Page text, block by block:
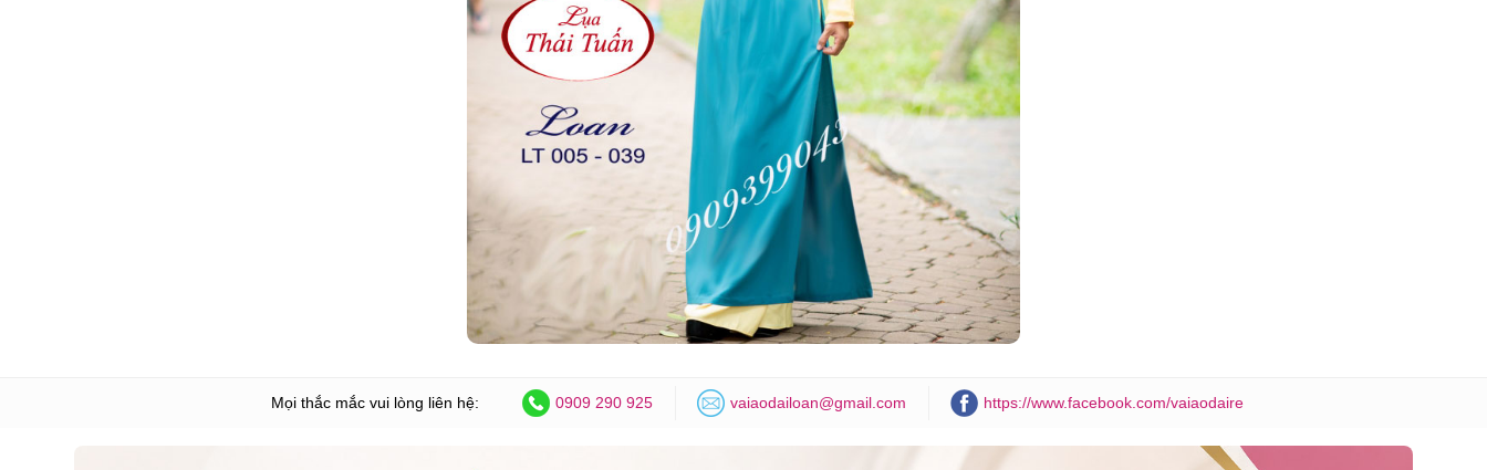
Mọi thắc mắc vui lòng liên hệ: 0909 290 925 vaiaodailoan@gmail.com https://www.facebook.com/vaiaodaire